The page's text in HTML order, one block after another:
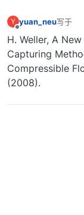
Y yuan_neu写于
最后由
H. Weller, A
Capturing
Compressible
(2008).